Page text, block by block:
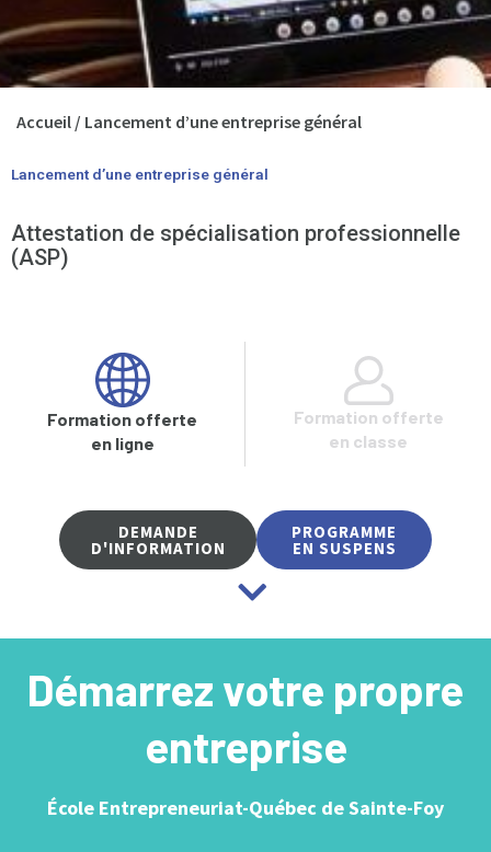
Accueil / Lancement d’une entreprise général
Lancement d’une entreprise général
Attestation de spécialisation professionnelle
(ASP)
Formation offerte
en ligne
Formation offerte
en classe
DEMANDE
D'INFORMATION
PROGRAMME
EN SUSPENS
Démarrez votre propre
entreprise
École Entrepreneuriat-Québec de Sainte-Foy